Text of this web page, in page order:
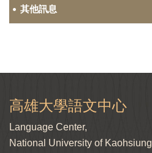
其他訊息
高雄大學語文中心
Language Center,
National University of Kaohsiung